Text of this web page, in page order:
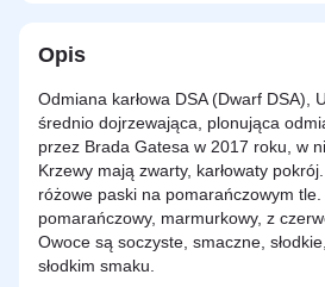
Opis
Odmiana karłowa DSA (Dwarf DSA),
średnio dojrzewająca, plonująca
przez Brada Gatesa w 2017 roku, w
Krzewy mają zwarty, karłowaty
różowe paski na pomarańczowym
pomarańczowy, marmurkowy, z
Owoce są soczyste, smaczne,
słodkim smaku.